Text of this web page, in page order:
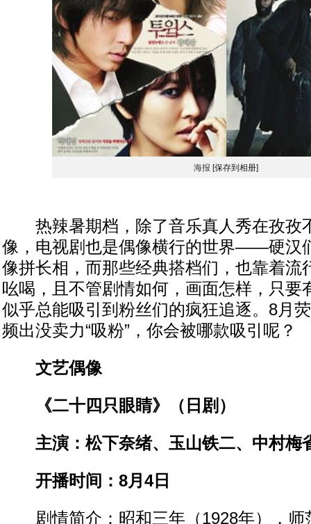
海报 [保存到相册]
热辣暑期档，除了音乐真人秀在孜孜
像，电视剧也是偶像横行的世界——硬汉
像拼长相，而那些经典搭档们，也靠着流
吆喝，且不管剧情如何，画面怎样，只要
似乎总能吸引到粉丝们的疯狂追逐。8月
频出没卖力“吸粉”，你会被哪款吸引呢？
文艺偶像
《二十四只眼睛》（日剧）
主演：松下奈绪、玉山铁二、中村梅
开播时间：8月4日
剧情简介：昭和三年（1928年），师